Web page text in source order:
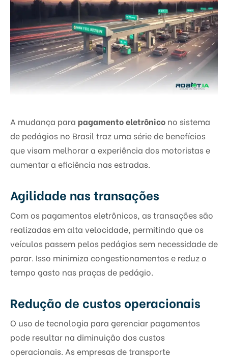
A mudança para pagamento eletrônico no sistema
de pedágios no Brasil traz uma série de benefícios
que visam melhorar a experiência dos motoristas e
aumentar a eficiência nas estradas.
Agilidade nas transações
Com os pagamentos eletrônicos, as transações são
realizadas em alta velocidade, permitindo que os
veículos passem pelos pedágios sem necessidade de
parar. Isso minimiza congestionamentos e reduz o
tempo gasto nas praças de pedágio.
Redução de custos operacionais
O uso de tecnologia para gerenciar pagamentos
pode resultar na diminuição dos custos
operacionais. As empresas de transporte